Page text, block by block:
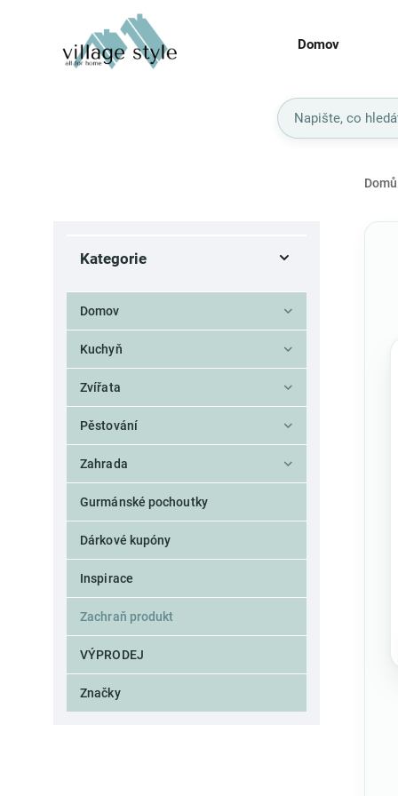
Domov
Domů
Kategorie
Domov
Kuchyň
Zvířata
Pěstování
Zahrada
Gurmánské pochoutky
Dárkové kupóny
Inspirace
Zachraň produkt
VÝPRODEJ
Značky